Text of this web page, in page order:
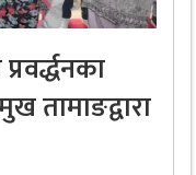
तामाङद्वारा